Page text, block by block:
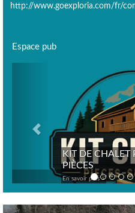
http://www.goexploria.com/fr/
Espace pub
KIT DE CHALET
PIÈCES
En savoir plus >
Previous